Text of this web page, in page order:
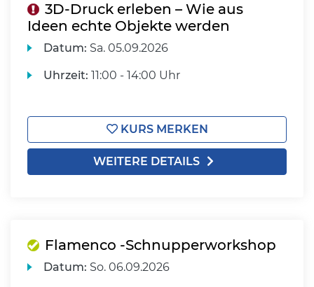
3D-Druck erleben – Wie aus
Ideen echte Objekte werden
Datum: Sa. 05.09.2026
Uhrzeit: 11:00 - 14:00 Uhr
KURS MERKEN
WEITERE DETAILS
Flamenco -Schnupperworkshop
Datum: So. 06.09.2026